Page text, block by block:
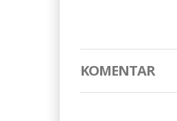
KOMENTAR